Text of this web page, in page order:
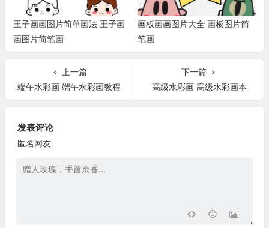
王子画画图片简单画法 王子画
画图片简笔画
画板画画图片大全 画板图片简
笔画
上一篇
端午水彩画 端午水彩画教程
下一篇
高级水彩画 高级水彩画本
发表评论
匿名网友